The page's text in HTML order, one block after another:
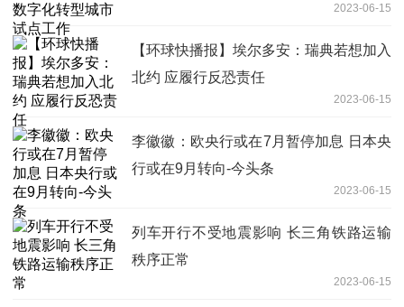
2023-06-15
【环球快播报】埃尔多安：瑞典若想加入
北约 应履行反恐责任
2023-06-15
李徽徽：欧央行或在7月暂停加息 日本央
行或在9月转向-今头条
2023-06-15
列车开行不受地震影响 长三角铁路运输
秩序正常
2023-06-15